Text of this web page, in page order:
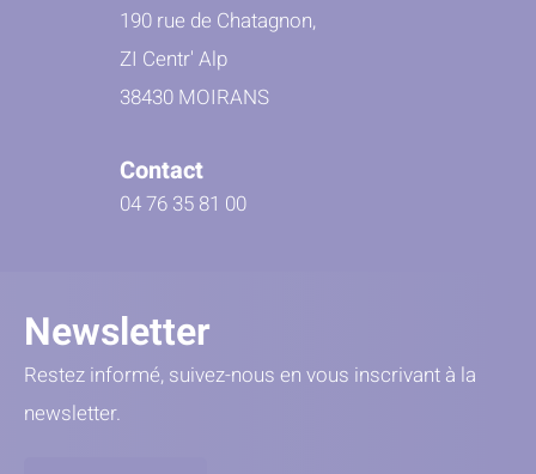
190 rue de Chatagnon,
ZI Centr' Alp
38430 MOIRANS
Contact
04 76 35 81 00
Newsletter
Restez informé, suivez-nous en vous inscrivant à la
newsletter.